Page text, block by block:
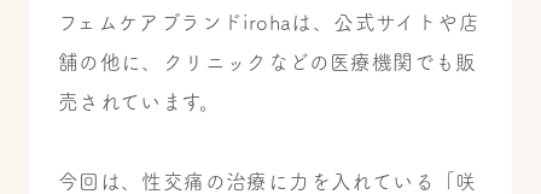
フェムケアブランドirohaは、公式サイトや店
舗の他に、クリニックなどの医療機関でも販
売されています。
今回は、性交痛の治療に力を入れている「咲